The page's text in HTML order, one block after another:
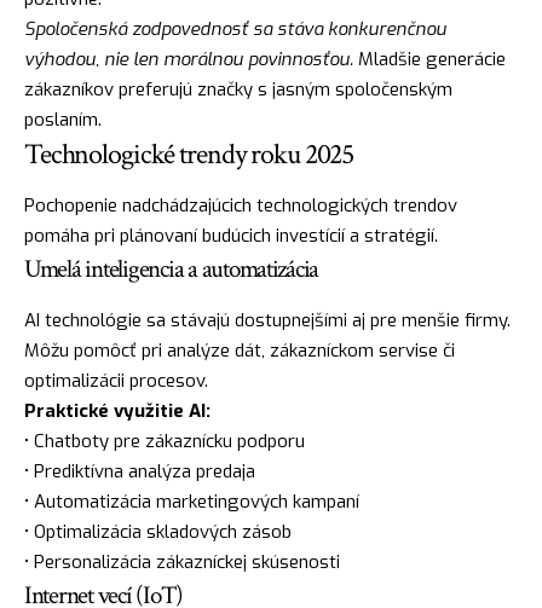
Spoločenská zodpovednosť sa stáva konkurenčnou
výhodou, nie len morálnou povinnosťou. Mladšie generácie
zákazníkov preferujú značky s jasným spoločenským
poslaním.
Technologické trendy roku 2025
Pochopenie nadchádzajúcich technologických trendov
pomáha pri plánovaní budúcich investícií a stratégií.
Umelá inteligencia a automatizácia
AI technológie sa stávajú dostupnejšími aj pre menšie firmy.
Môžu pomôcť pri analýze dát, zákazníckom servise či
optimalizácii procesov.
Praktické využitie AI:
• Chatboty pre zákaznícku podporu
• Prediktívna analýza predaja
• Automatizácia marketingových kampaní
• Optimalizácia skladových zásob
• Personalizácia zákazníckej skúsenosti
Internet vecí (IoT)